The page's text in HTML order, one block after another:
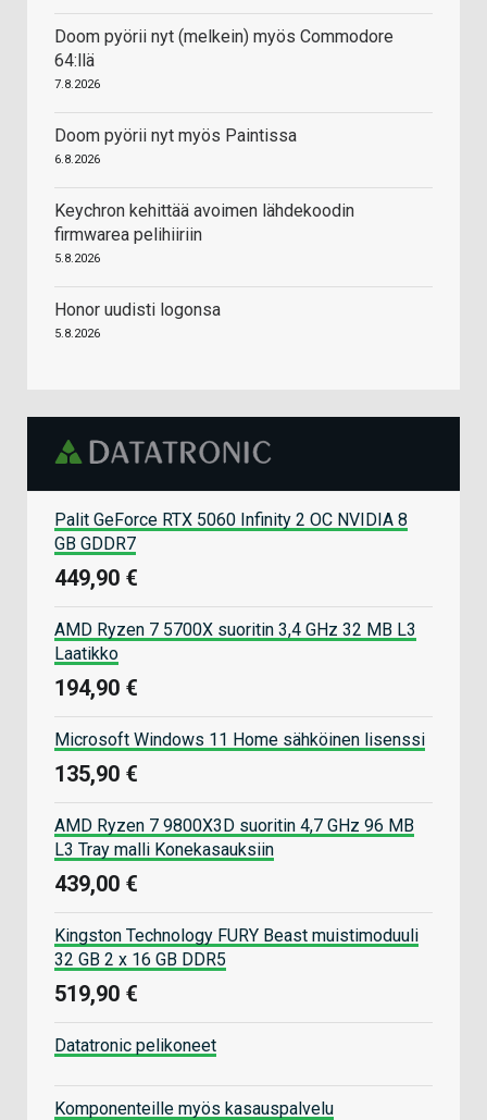
Doom pyörii nyt (melkein) myös Commodore
64:llä
7.8.2026
Doom pyörii nyt myös Paintissa
6.8.2026
Keychron kehittää avoimen lähdekoodin
firmwarea pelihiiriin
5.8.2026
Honor uudisti logonsa
5.8.2026
Palit GeForce RTX 5060 Infinity 2 OC NVIDIA 8
GB GDDR7
449,90 €
AMD Ryzen 7 5700X suoritin 3,4 GHz 32 MB L3
Laatikko
194,90 €
Microsoft Windows 11 Home sähköinen lisenssi
135,90 €
AMD Ryzen 7 9800X3D suoritin 4,7 GHz 96 MB
L3 Tray malli Konekasauksiin
439,00 €
Kingston Technology FURY Beast muistimoduuli
32 GB 2 x 16 GB DDR5
519,90 €
Datatronic pelikoneet
Komponenteille myös kasauspalvelu